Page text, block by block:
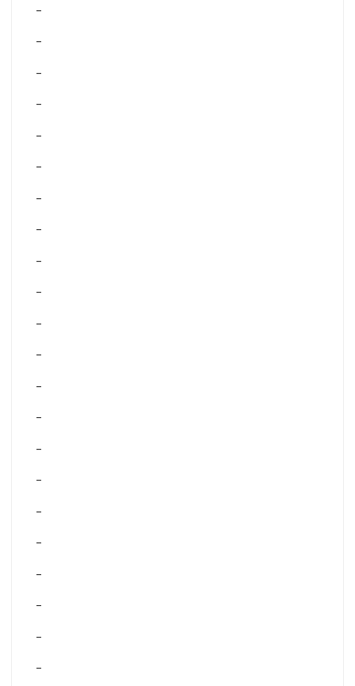
–
–
–
–
–
–
–
–
–
–
–
–
–
–
–
–
–
–
–
–
–
–